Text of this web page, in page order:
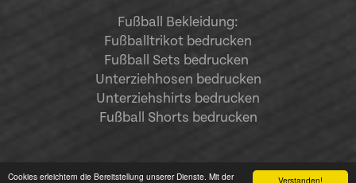
Verstanden!
Cookies erleichtern die Bereitstellung unserer Dienste. Mit der
Fußball Bekleidung:
Fußballtrikot bedrucken
Fußball Sets bedrucken
Unterziehhosen bedrucken
Unterziehshirts bedrucken
Fußball Shorts bedrucken